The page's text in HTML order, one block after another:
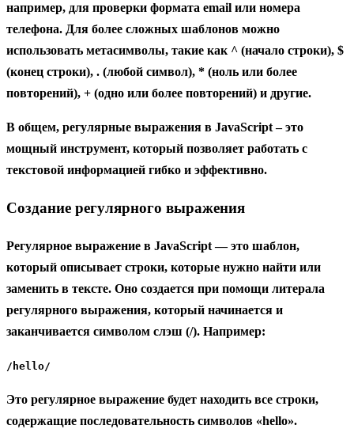
например, для проверки формата email или номера
телефона. Для более сложных шаблонов можно
использовать метасимволы, такие как ^ (начало строки), $
(конец строки), . (любой символ), * (ноль или более
повторений), + (одно или более повторений) и другие.
В общем, регулярные выражения в JavaScript – это
мощный инструмент, который позволяет работать с
текстовой информацией гибко и эффективно.
Создание регулярного выражения
Регулярное выражение в JavaScript — это шаблон,
который описывает строки, которые нужно найти или
заменить в тексте. Оно создается при помощи литерала
регулярного выражения, который начинается и
заканчивается символом слэш (/). Например:
/hello/
Это регулярное выражение будет находить все строки,
содержащие последовательность символов «hello».